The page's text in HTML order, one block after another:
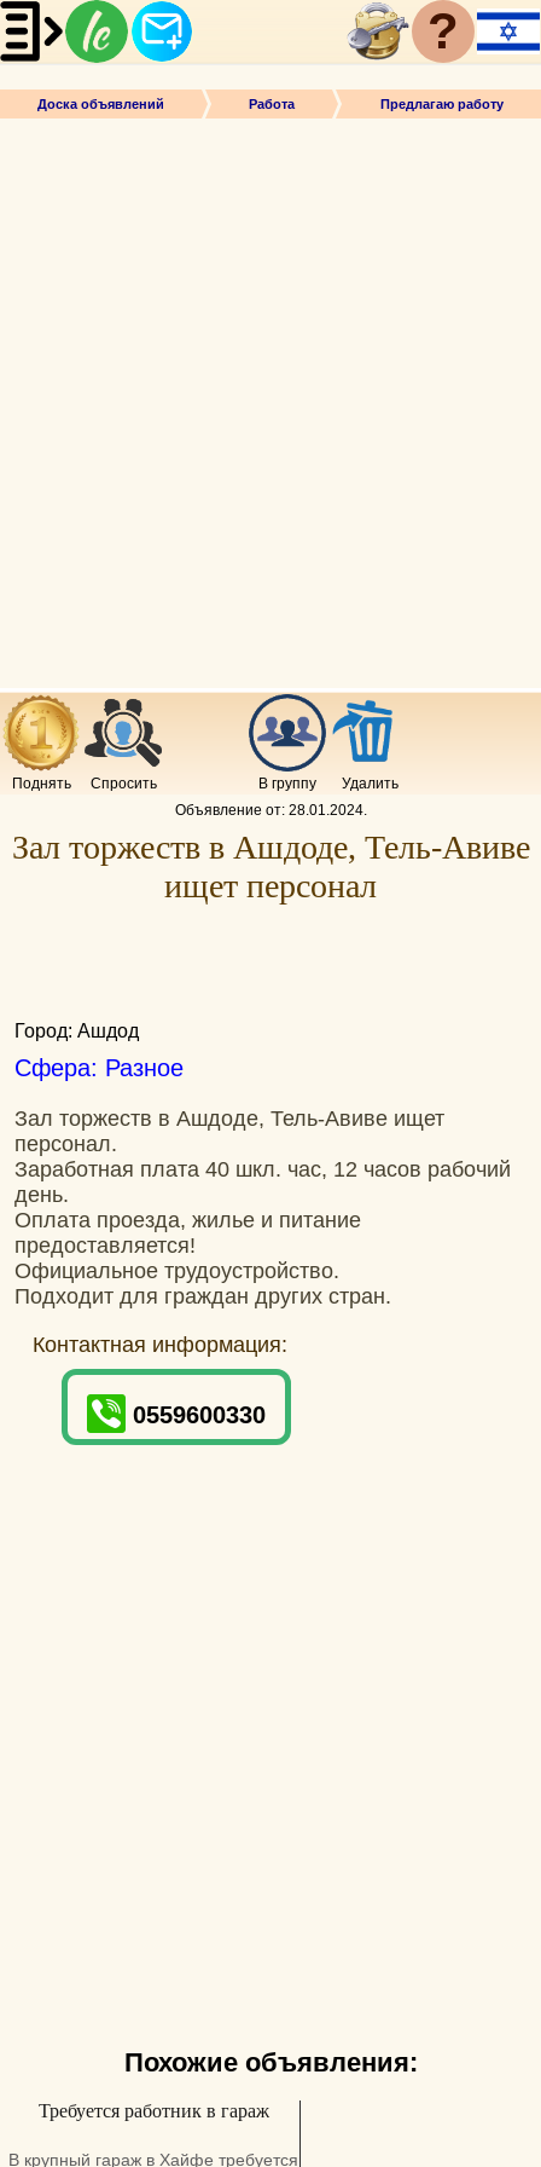
?
Доска объявлений Работа Предлагаю работу
Поднять Спросить В группу
Удалить
Объявление от: 28.01.2024.
Зал торжеств в Ашдоде, Тель-Авиве
ищет персонал
Город: Ашдод
Сфера: Разное
Зал торжеств в Ашдоде, Тель-Авиве ищет
персонал.
Заработная плата 40 шкл. час, 12 часов рабочий
день.
Оплата проезда, жилье и питание
предоставляется!
Официальное трудоустройство.
Подходит для граждан других стран.
Контактная информация:
0559600330
Похожие объявления:
Требуется работник в гараж
В крупный гараж в Хайфе требуется